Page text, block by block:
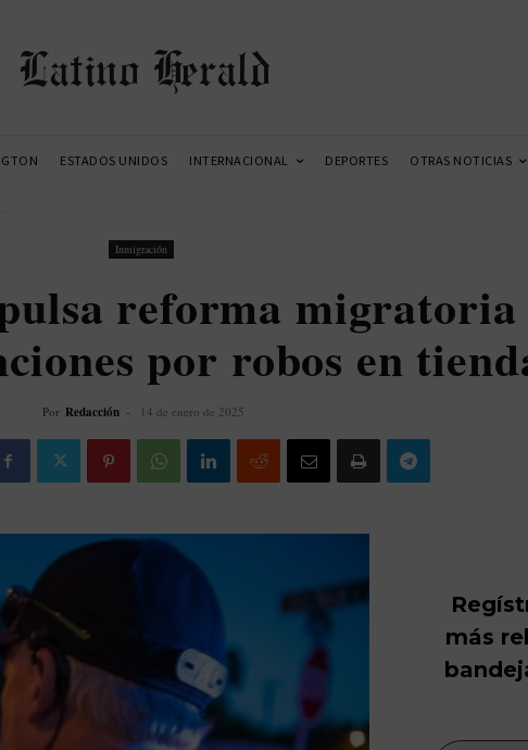
Latino Herald
ESTADOS UNIDOS INTERNACIONAL DEPORTES OTRAS NOTICIAS
Inmigración
reforma migratoria
por robos en
Por Redacción - 14 de enero de 2025
más